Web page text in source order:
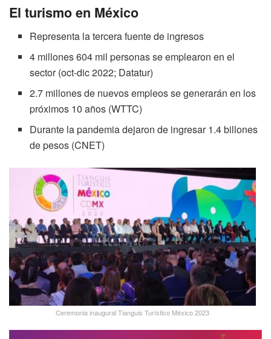
El turismo en México
Representa la tercera fuente de ingresos
4 millones 604 mil personas se emplearon en el
sector (oct-dic 2022; Datatur)
2.7 millones de nuevos empleos se generarán en los
próximos 10 años (WTTC)
Durante la pandemia dejaron de ingresar 1.4 billones
de pesos (CNET)
Ceremonia inaugural Tianguis Turístico México 2023